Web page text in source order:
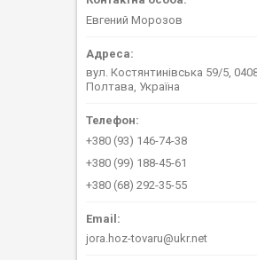
Евгений Морозов
вул. Костянтинівська 59/5,
Полтава, Україна
+380 (93) 146-74-38
+380 (99) 188-45-61
+380 (68) 292-35-55
jora.hoz-tovaru@ukr.net